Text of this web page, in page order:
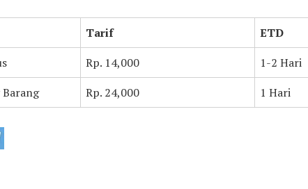
Tarif
ETD
Rp. 14,000
1-2 Hari
Barang
Rp. 24,000 1 Hari